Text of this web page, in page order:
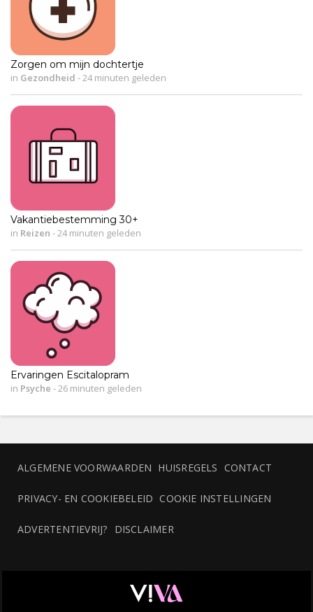
Zorgen om mijn dochtertje
in Gezondheid -24 minuten geleden
Vakantiebestemming 30+
in Reizen -24 minuten geleden
Ervaringen Escitalopram
in Psyche -26 minuten geleden
ALGEMENE VOORWAARDEN HUISREGELS CONTACT
PRIVACY- EN COOKIEBELEID COOKIE INSTELLINGEN
ADVERTENTIEVRIJ? DISCLAIMER